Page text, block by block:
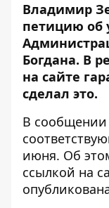
Владимир
петицию об
Богдана. В
на сайте
сделал это.
В сообщении
июня. Об
ссылкой на